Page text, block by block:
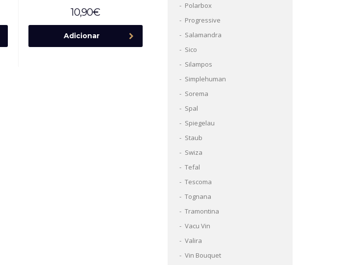
10,90€
Adicionar
Polarbox
Progressive
Salamandra
Sico
Silampos
Simplehuman
Sorema
Spal
Spiegelau
Staub
Swiza
Tefal
Tescoma
Tognana
Tramontina
Vacu Vin
Valira
Vin Bouquet